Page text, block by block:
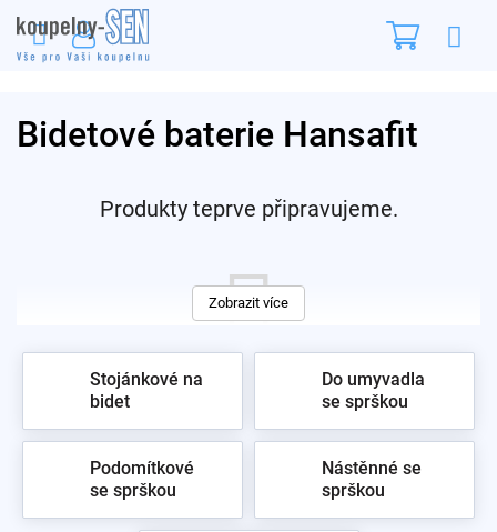
na
obsah
Bidetové baterie Hansafit
Produkty teprve připravujeme.
Můžete se ale podívat na ostatní kategorie.
Zobrazit více
Stojánkové na
bidet
Do umyvadla
se sprškou
Podomítkové
se sprškou
Nástěnné se
sprškou